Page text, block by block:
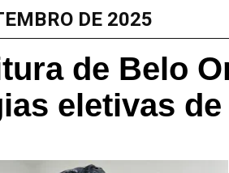
DE 2025
de Belo
eletivas de